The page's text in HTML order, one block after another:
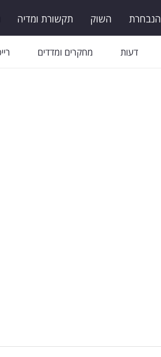
הנבחרת השוק תקשורת ומדיה
דעות מחקרים ומדדים